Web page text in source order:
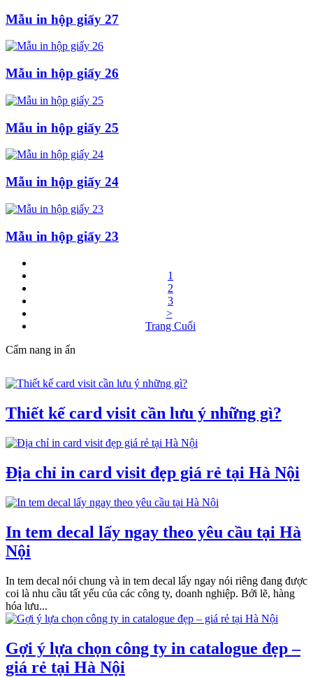
Mẫu in hộp giấy 27
Mẫu in hộp giấy 26
Mẫu in hộp giấy 25
Mẫu in hộp giấy 24
Mẫu in hộp giấy 23
1
2
3
>
Trang Cuối
Cẩm nang in ấn
Thiết kế card visit cần lưu ý những gì?
Địa chỉ in card visit đẹp giá rẻ tại Hà Nội
In tem decal lấy ngay theo yêu cầu tại Hà
Nội
In tem decal nói chung và in tem decal lấy ngay nói riêng đang được
coi là nhu cầu tất yếu của các công ty, doanh nghiệp. Bởi lẽ, hàng
hóa lưu...
Gợi ý lựa chọn công ty in catalogue đẹp –
giá rẻ tại Hà Nội